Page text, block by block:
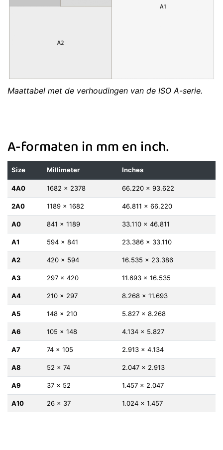
Maattabel met de verhoudingen van de ISO A-serie.
A-formaten in mm en inch.
Size Millimeter Inches
4A0 1682 x 2378 66.220 x 93.622
2A0 1189 x 1682 46.811 x 66.220
A0 841 x 1189 33.110 x 46.811
A1 594 x 841 23.386 x 33.110
A2 420 x 594 16.535 x 23.386
A3 297 x 420 11.693 x 16.535
A4 210 x 297 8.268 x 11.693
A5 148 x 210 5.827 x 8.268
A6 105 x 148 4.134 x 5.827
A7 74 x 105 2.913 x 4.134
A8 52 x 74 2.047 x 2.913
A9 37 x 52 1.457 x 2.047
A10 26 x 37 1.024 x 1.457